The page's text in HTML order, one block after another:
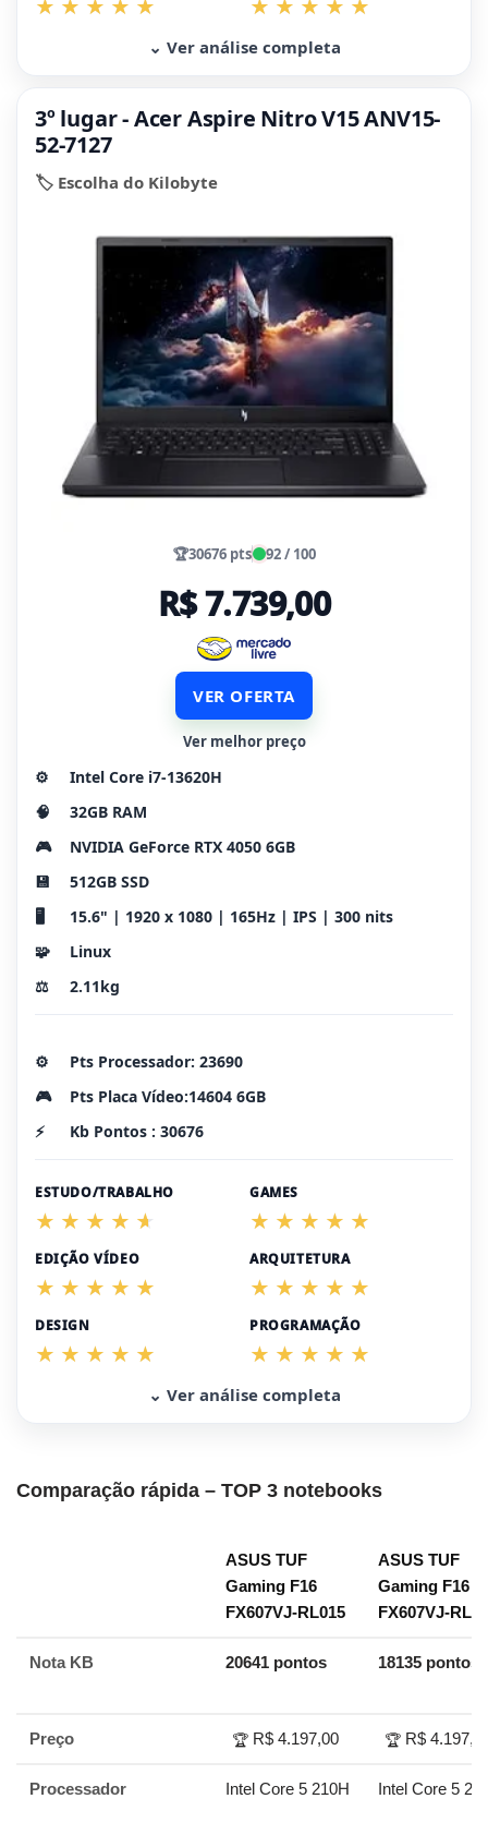
⌄ Ver análise completa
3º lugar - Acer Aspire Nitro V15 ANV15-
52-7127
🏷️ Escolha do Kilobyte
🏆30676 pts 92 / 100
R$ 7.739,00
VER OFERTA
Ver melhor preço
⚙️
Intel Core i7-13620H
🧠
32GB RAM
🎮
NVIDIA GeForce RTX 4050 6GB
💾
512GB SSD
🖥️
15.6" | 1920 x 1080 | 165Hz | IPS | 300 nits
🧩
Linux
⚖️
2.11kg
⚙️
Pts Processador: 23690
🎮
Pts Placa Vídeo:14604 6GB
⚡
Kb Pontos : 30676
ESTUDO/TRABALHO GAMES
EDIÇÃO VÍDEO ARQUITETURA
DESIGN PROGRAMAÇÃO
⌄ Ver análise completa
Comparação rápida – TOP 3 notebooks
ASUS TUF
Gaming F16
FX607VJ-RL015
ASUS TUF
Gaming F16
FX607VJ-
Nota KB 20641 pontos 18135 pontos
Preço 🏆 R$ 4.197,00 🏆 R$
Processador Intel Core 5 210H Intel Core 5